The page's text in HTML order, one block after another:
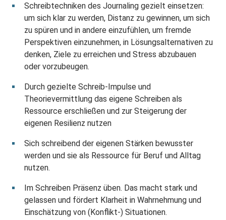
Schreibtechniken des Journaling gezielt einsetzen:
um sich klar zu werden, Distanz zu gewinnen, um sich
zu spüren und in andere einzufühlen, um fremde
Perspektiven einzunehmen, in Lösungsalternativen zu
denken, Ziele zu erreichen und Stress abzubauen
oder vorzubeugen.
Durch gezielte Schreib-Impulse und
Theorievermittlung das eigene Schreiben als
Ressource erschließen und zur Steigerung der
eigenen Resilienz nutzen
Sich schreibend der eigenen Stärken bewusster
werden und sie als Ressource für Beruf und Alltag
nutzen.
Im Schreiben Präsenz üben. Das macht stark und
gelassen und fördert Klarheit in Wahrnehmung und
Einschätzung von (Konflikt-) Situationen.